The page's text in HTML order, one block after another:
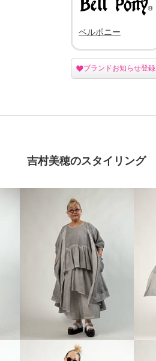
ベルポニー
ブランドお知らせ登録
吉村美穂のスタイリング